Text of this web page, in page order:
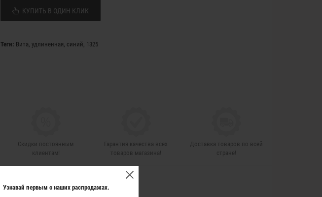
Узнавай первым о наших распродажах.
КУПИТЬ В ОДИН КЛИК
Теги: Вита, удлиненная, синий, 1325
Скидки постоянным
клиентам!
Гарантия качества всех
товаров магазина!
Доставка товаров по всей
стране!